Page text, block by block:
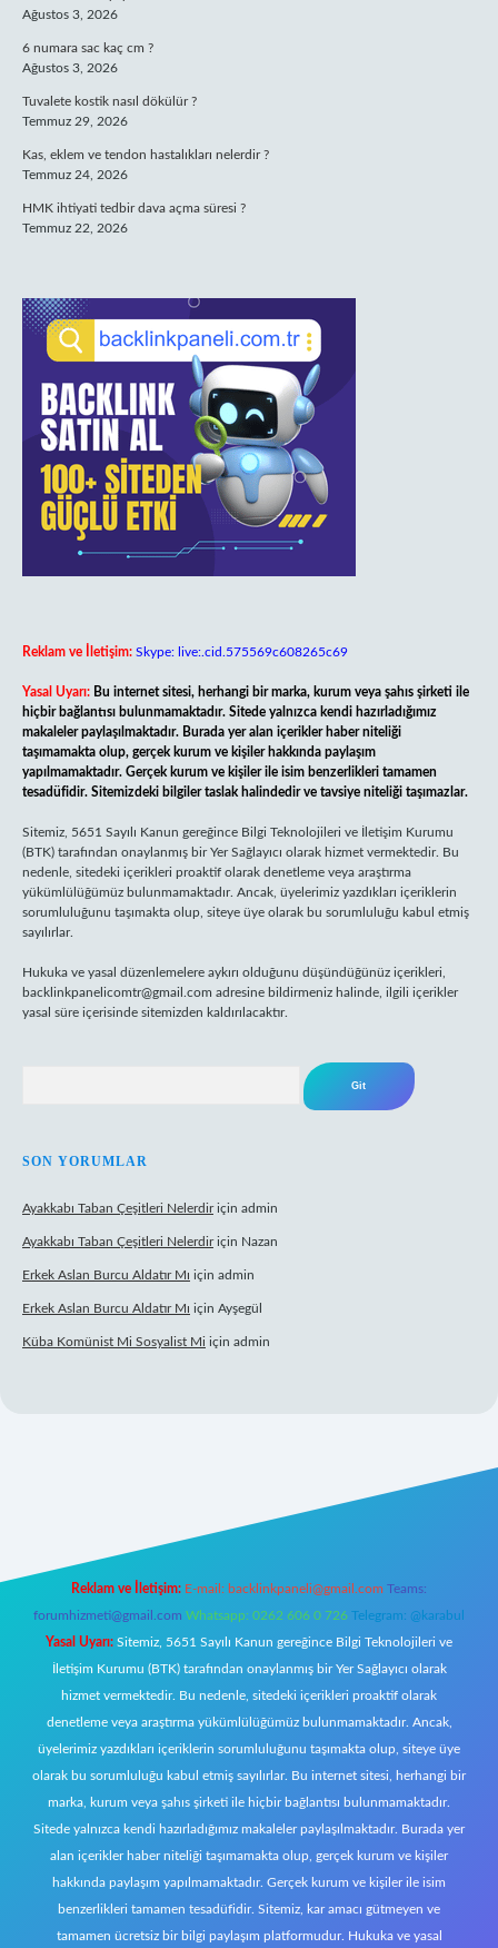
Ağustos 3, 2026
6 numara sac kaç cm ?
Ağustos 3, 2026
Tuvalete kostik nasıl dökülür ?
Temmuz 29, 2026
Kas, eklem ve tendon hastalıkları nelerdir ?
Temmuz 24, 2026
HMK ihtiyati tedbir dava açma süresi ?
Temmuz 22, 2026
Reklam ve İletişim: Skype: live:.cid.575569c608265c69
Yasal Uyarı: Bu internet sitesi, herhangi bir marka, kurum veya şahıs şirketi ile
hiçbir bağlantısı bulunmamaktadır. Sitede yalnızca kendi hazırladığımız
makaleler paylaşılmaktadır. Burada yer alan içerikler haber niteliği
taşımamakta olup, gerçek kurum ve kişiler hakkında paylaşım
yapılmamaktadır. Gerçek kurum ve kişiler ile isim benzerlikleri tamamen
tesadüfidir. Sitemizdeki bilgiler taslak halindedir ve tavsiye niteliği taşımazlar.
Sitemiz, 5651 Sayılı Kanun gereğince Bilgi Teknolojileri ve İletişim Kurumu
(BTK) tarafından onaylanmış bir Yer Sağlayıcı olarak hizmet vermektedir. Bu
nedenle, sitedeki içerikleri proaktif olarak denetleme veya araştırma
yükümlülüğümüz bulunmamaktadır. Ancak, üyelerimiz yazdıkları içeriklerin
sorumluluğunu taşımakta olup, siteye üye olarak bu sorumluluğu kabul etmiş
sayılırlar.
Hukuka ve yasal düzenlemelere aykırı olduğunu düşündüğünüz içerikleri,
backlinkpanelicomtr@gmail.com adresine bildirmeniz halinde, ilgili içerikler
yasal süre içerisinde sitemizden kaldırılacaktır.
SON YORUMLAR
Ayakkabı Taban Çeşitleri Nelerdiriçin admin
Ayakkabı Taban Çeşitleri Nelerdiriçin Nazan
Erkek Aslan Burcu Aldatır Mı için admin
Erkek Aslan Burcu Aldatır Mı için Ayşegül
Küba Komünist Mi Sosyalist Mi için admin
Reklam ve İletişim: E-mail: backlinkpaneli@gmail.com Teams:
forumhizmeti@gmail.com Whatsapp: 0262 606 0 726 Telegram: @karabul
Yasal Uyarı: Sitemiz, 5651 Sayılı Kanun gereğince Bilgi Teknolojileri ve
İletişim Kurumu (BTK) tarafından onaylanmış bir Yer Sağlayıcı olarak
hizmet vermektedir. Bu nedenle, sitedeki içerikleri proaktif olarak
denetleme veya araştırma yükümlülüğümüz bulunmamaktadır. Ancak,
üyelerimiz yazdıkları içeriklerin sorumluluğunu taşımakta olup, siteye üye
olarak bu sorumluluğu kabul etmiş sayılırlar. Bu internet sitesi, herhangi bir
marka, kurum veya şahıs şirketi ile hiçbir bağlantısı bulunmamaktadır.
Sitede yalnızca kendi hazırladığımız makaleler paylaşılmaktadır. Burada yer
alan içerikler haber niteliği taşımamakta olup, gerçek kurum ve kişiler
hakkında paylaşım yapılmamaktadır. Gerçek kurum ve kişiler ile isim
benzerlikleri tamamen tesadüfidir. Sitemiz, kar amacı gütmeyen ve
tamamen ücretsiz bir bilgi paylaşım platformudur. Hukuka ve yasal